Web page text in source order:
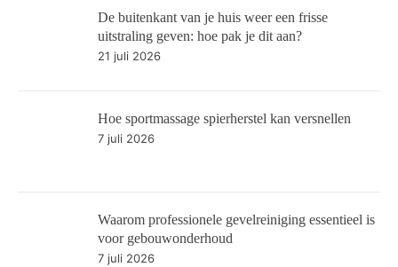
De buitenkant van je huis weer een frisse
uitstraling geven: hoe pak je dit aan?
21 juli 2026
Hoe sportmassage spierherstel kan versnellen
7 juli 2026
Waarom professionele gevelreiniging essentieel is
voor gebouwonderhoud
7 juli 2026